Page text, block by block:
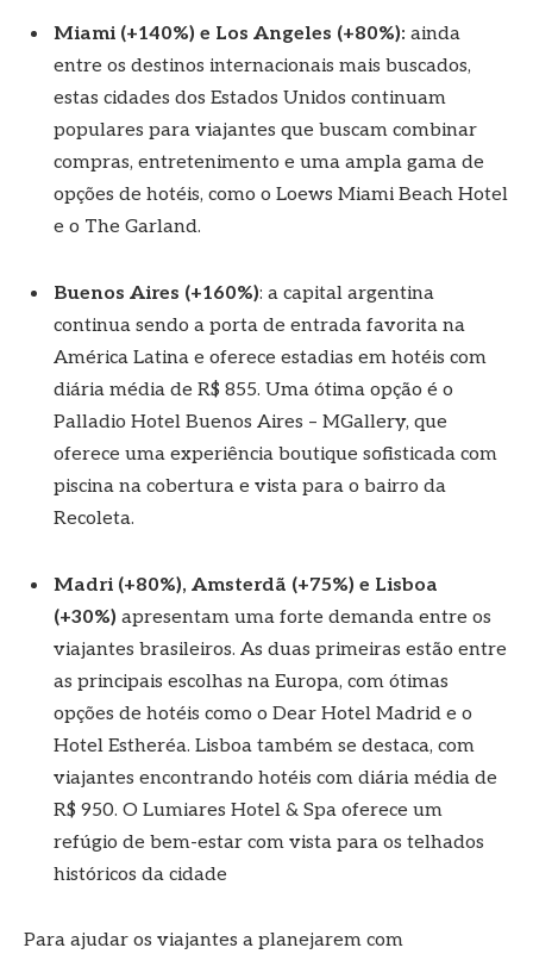
Miami (+140%) e Los Angeles (+80%): ainda
entre os destinos internacionais mais buscados,
estas cidades dos Estados Unidos continuam
populares para viajantes que buscam combinar
compras, entretenimento e uma ampla gama de
opções de hotéis, como o Loews Miami Beach Hotel
e o The Garland.
Buenos Aires (+160%): a capital argentina
continua sendo a porta de entrada favorita na
América Latina e oferece estadias em hotéis com
diária média de R$ 855. Uma ótima opção é o
Palladio Hotel Buenos Aires – MGallery, que
oferece uma experiência boutique sofisticada com
piscina na cobertura e vista para o bairro da
Recoleta.
Madri (+80%), Amsterdã (+75%) e Lisboa
(+30%) apresentam uma forte demanda entre os
viajantes brasileiros. As duas primeiras estão entre
as principais escolhas na Europa, com ótimas
opções de hotéis como o Dear Hotel Madrid e o
Hotel Estheréa. Lisboa também se destaca, com
viajantes encontrando hotéis com diária média de
R$ 950. O Lumiares Hotel & Spa oferece um
refúgio de bem-estar com vista para os telhados
históricos da cidade
Para ajudar os viajantes a planejarem com